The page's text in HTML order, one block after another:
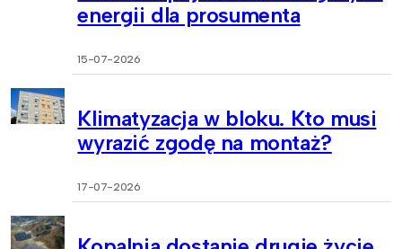
energii dla prosumenta
15-07-2026
Klimatyzacja w bloku. Kto musi
wyrazić zgodę na montaż?
17-07-2026